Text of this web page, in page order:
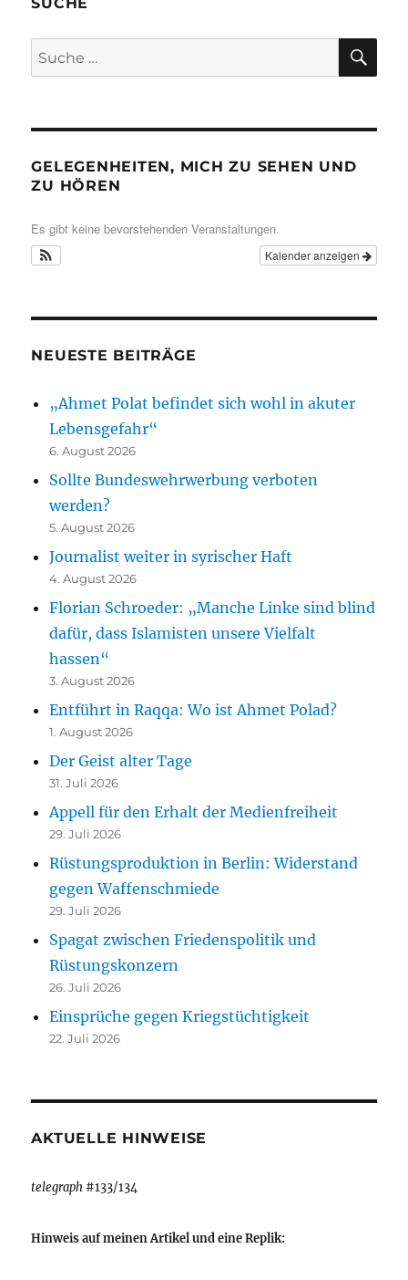
Suche
nach:
GELEGENHEITEN, MICH ZU SEHEN UND
ZU HÖREN
Es gibt keine bevorstehenden Veranstaltungen.
Kalender anzeigen
NEUESTE BEITRÄGE
„Ahmet Polat befindet sich wohl in akuter
Lebensgefahr“
6. August 2026
Sollte Bundeswehrwerbung verboten
werden?
5. August 2026
Journalist weiter in syrischer Haft
4. August 2026
Florian Schroeder: „Manche Linke sind blind
dafür, dass Islamisten unsere Vielfalt
hassen“
3. August 2026
Entführt in Raqqa: Wo ist Ahmet Polad?
1. August 2026
Der Geist alter Tage
31. Juli 2026
Appell für den Erhalt der Medienfreiheit
29. Juli 2026
Rüstungsproduktion in Berlin: Widerstand
gegen Waffenschmiede
29. Juli 2026
Spagat zwischen Friedenspolitik und
Rüstungskonzern
26. Juli 2026
Einsprüche gegen Kriegstüchtigkeit
22. Juli 2026
AKTUELLE HINWEISE
telegraph #133/134
Hinweis auf meinen Artikel und eine Replik: